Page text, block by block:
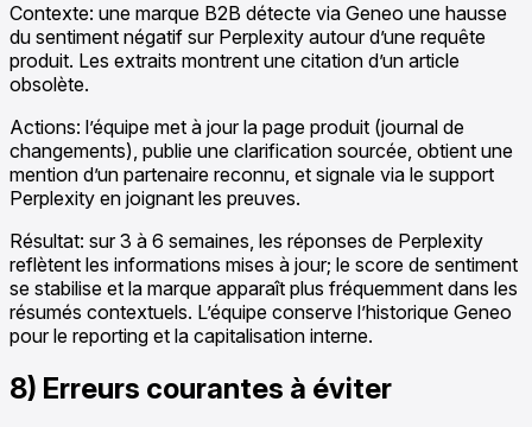
Contexte: une marque B2B détecte via Geneo une hausse
du sentiment négatif sur Perplexity autour d’une requête
produit. Les extraits montrent une citation d’un article
obsolète.
Actions: l’équipe met à jour la page produit (journal de
changements), publie une clarification sourcée, obtient une
mention d’un partenaire reconnu, et signale via le support
Perplexity en joignant les preuves.
Résultat: sur 3 à 6 semaines, les réponses de Perplexity
reflètent les informations mises à jour; le score de sentiment
se stabilise et la marque apparaît plus fréquemment dans les
résumés contextuels. L’équipe conserve l’historique Geneo
pour le reporting et la capitalisation interne.
8) Erreurs courantes à éviter